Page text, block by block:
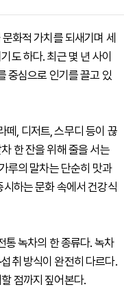
화적 가치를 되새기며 세
도 하다. 최근 몇 년 사이
중심으로 인기를 끌고 있
떼, 디저트, 스무디 등이 끊
한 잔을 위해 줄을 서는
루의 말차는 단순히 맛과
하는 문화 속에서 건강식
통 녹차의 한 종류다. 녹차
취 방식이 완전히 다르다.
점까지 짚어본다.